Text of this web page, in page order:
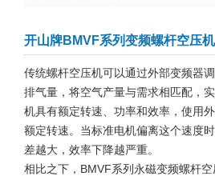
开山牌BMVF系列变频螺杆空压机
传统螺杆空压机可以通过外部变频器
排气量，将空气产量与需求相匹配，
机具有额定转速、功率和效率，使用
额定转速。当标准电机偏离这个速度
差越大，效率下降越严重。
相比之下，BMVF系列永磁变频螺杆